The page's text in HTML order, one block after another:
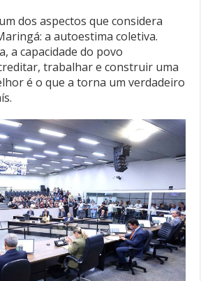
dos aspectos que considera
a autoestima coletiva.
a capacidade do povo
trabalhar e construir uma
é o que a torna um verdadeiro